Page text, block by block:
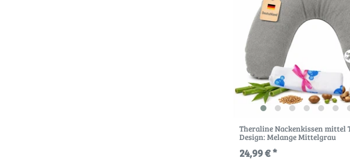
Theraline Nackenkissen mittel
Design: Melange Mittelgrau
24,99 € *